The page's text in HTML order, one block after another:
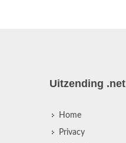
Uitzending .net
Home
Privacy